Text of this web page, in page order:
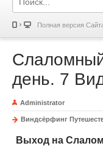
Полная версия
день. 7
Administrator
Виндсёрфинг
Выход на